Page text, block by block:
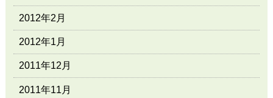
2012年2月
2012年1月
2011年12月
2011年11月